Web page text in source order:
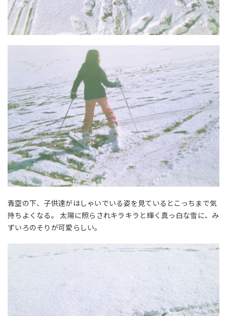
青空の下、子供達がはしゃいでいる姿を見ているとこっちまで気
持ちよくなる。 太陽に照らされキラキラと輝く真っ白な雪に、み
ずいろのそりが可愛らしい。